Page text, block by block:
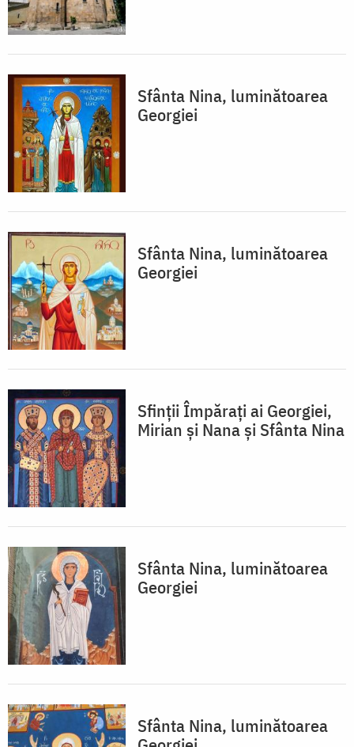
Sfânta Nina, luminătoarea
Georgiei
Sfânta Nina, luminătoarea
Georgiei
Sfinții Împărați ai Georgiei,
Mirian și Nana și Sfânta Nina
Sfânta Nina, luminătoarea
Georgiei
Sfânta Nina, luminătoarea